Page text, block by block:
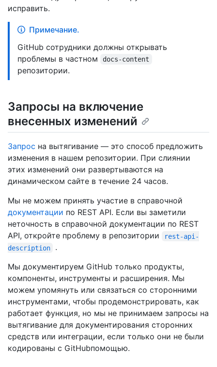
исправить.
Примечание.
GitHub сотрудники должны открывать
проблемы в частном
docs-content
репозитории.
Запросы на включение
внесенных изменений
Запрос на вытягивание — это способ предложить
изменения в нашем репозитории. При слиянии
этих изменений они развертываются на
динамическом сайте в течение 24 часов.
Мы не можем принять участие в справочной
документации по REST API. Если вы заметили
неточность в справочной документации по REST
API, откройте проблему в репозитории
rest-api-
description
.
Мы документируем GitHub только продукты,
компоненты, инструменты и расширения. Мы
можем упомянуть или связаться со сторонними
инструментами, чтобы продемонстрировать, как
работает функция, но мы не принимаем запросы на
вытягивание для документирования сторонних
средств или интеграции, если только они не были
кодированы с GitHubпомощью.